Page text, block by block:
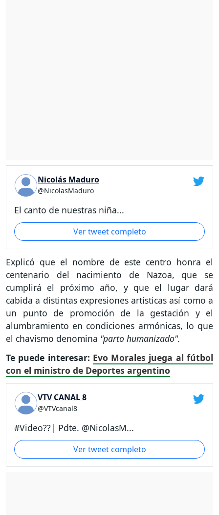
Nicolás Maduro
@NicolasMaduro
El canto de nuestras niña...
Ver tweet completo
Explicó que el nombre de este centro honra el
centenario del nacimiento de Nazoa, que se
cumplirá el próximo año, y que el lugar dará
cabida a distintas expresiones artísticas así como a
un punto de promoción de la gestación y el
alumbramiento en condiciones armónicas, lo que
el chavismo denomina "parto humanizado".
Te puede interesar: Evo Morales juega al fútbol
con el ministro de Deportes argentino
VTV CANAL 8
@VTVcanal8
#Video??| Pdte. @NicolasM...
Ver tweet completo